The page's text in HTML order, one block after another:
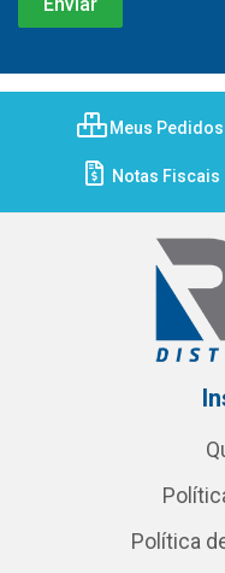
Meus Pedidos
Notas Fiscais
Política